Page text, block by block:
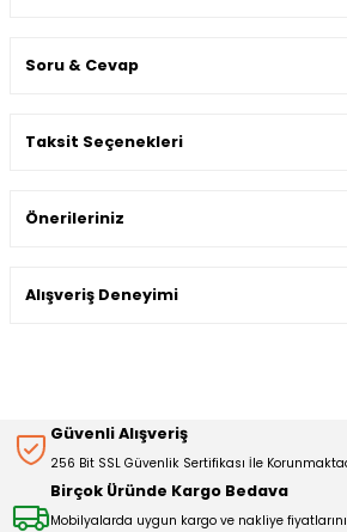
Soru & Cevap
Taksit Seçenekleri
Önerileriniz
Bu ürünün fiyat bilgisi, resim, ürün
konularda yetersiz gördüğünüz noktaları
Ürün açıklamasında eksik bilgiler
Ürün fiyatı diğer sitelerden daha pahalı.
Alışveriş Deneyimi
Deneyimini Paylaş
Güvenli Alışveriş
256 Bit SSL Güvenlik Sertifikası İle
Birçok Üründe Kargo Bedava
Mobilyalarda uygun kargo ve nakliye